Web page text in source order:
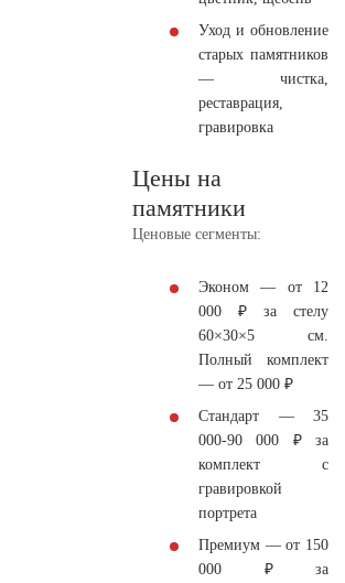
Уход и обновление
старых памятников
— чистка,
реставрация,
гравировка
Цены на
памятники
Ценовые сегменты:
Эконом — от 12
000 ₽ за стелу
60×30×5 см.
Полный комплект
— от 25 000 ₽
Стандарт — 35
000-90 000 ₽ за
комплект с
гравировкой
портрета
Премиум — от 150
000 ₽ за